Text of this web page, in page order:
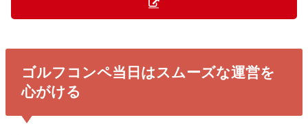
ゴルフコンペ当日はスムーズな運営を
心がける